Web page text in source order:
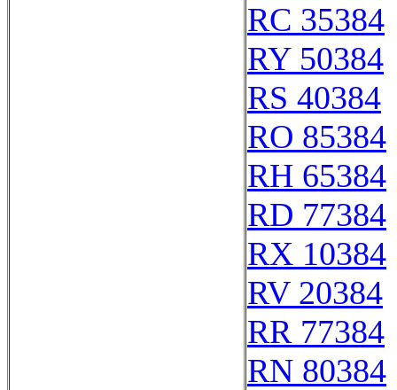
RC 35384
RY 50384
RS 40384
RO 85384
RH 65384
RD 77384
RX 10384
RV 20384
RR 77384
RN 80384